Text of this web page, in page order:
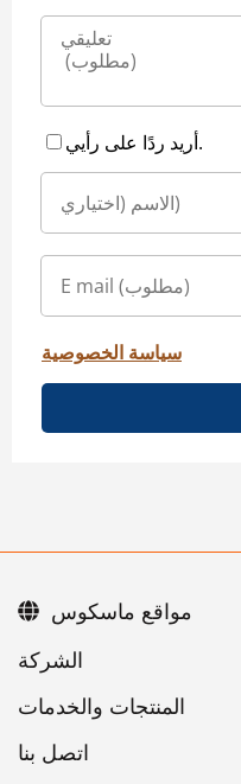
أريد ردًا على رأيي.
سياسة الخصوصية
اتصل بنا
مواقع ماسكوس